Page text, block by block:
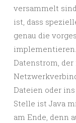
versammelt
ist, dass
genau die
Datenstrom,
Dateien oder
Stelle ist Java
am Ende, denn